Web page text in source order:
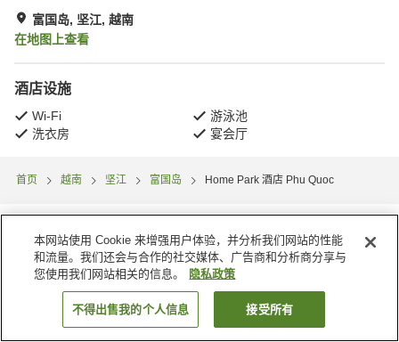
富国岛, 坚江, 越南
在地图上查看
酒店设施
Wi-Fi
游泳池
洗衣房
宴会厅
首页 越南 坚江 富国岛 Home Park 酒店 Phu Quoc
搜索客房
本网站使用 Cookie 来增强用户体验，并分析我们网站的性能
和流量。我们还会与合作的社交媒体、广告商和分析商分享与
您使用我们网站相关的信息。
隐私政策
不得出售我的个人信息 接受所有